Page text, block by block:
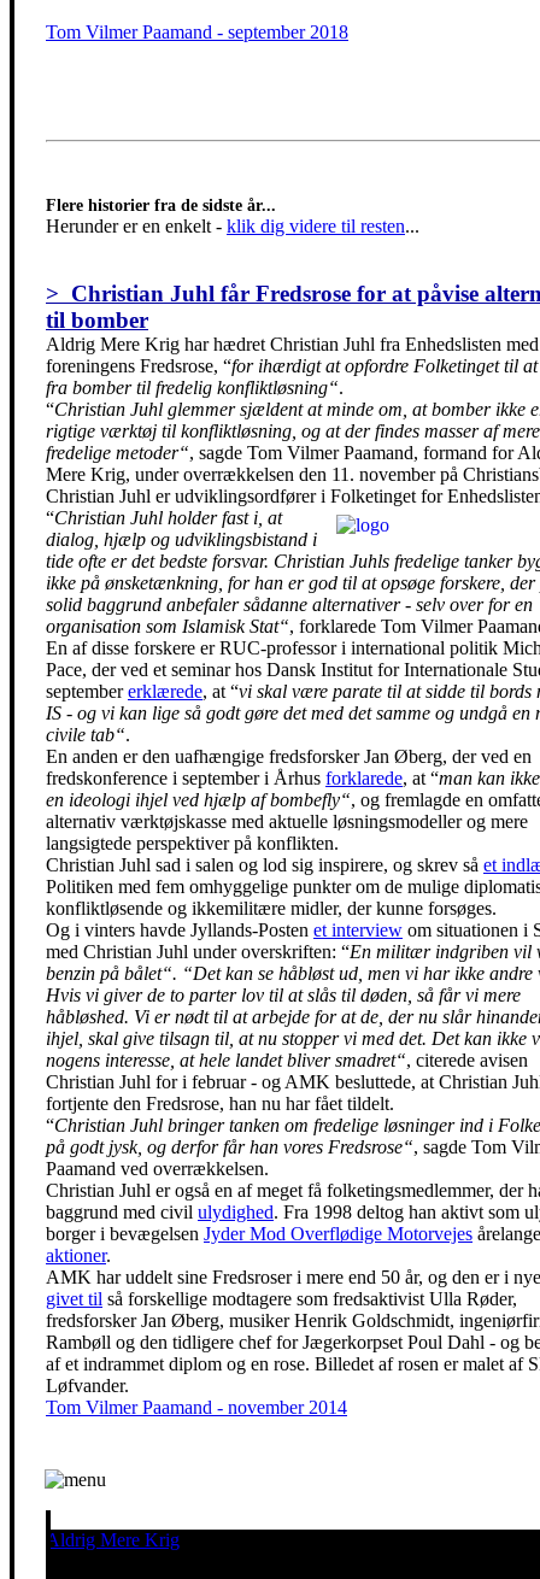
Tom Vilmer Paamand - september 2018
Flere historier fra de sidste år...
Herunder er en enkelt - klik dig videre til resten...
> Christian Juhl får Fredsrose for at påvise
til bomber
Aldrig Mere Krig har hædret Christian Juhl fra Enhedslisten med
foreningens Fredsrose, “for ihærdigt at opfordre Folketinget til at
fra bomber til fredelig konfliktløsning“.
“Christian Juhl glemmer sjældent at minde om, at bomber ikke
rigtige værktøj til konfliktløsning, og at der findes masser af mere
fredelige metoder“, sagde Tom Vilmer Paamand, formand for
Mere Krig, under overrækkelsen den 11. november på
Christian Juhl er udviklingsordfører i Folketinget for
“Christian Juhl holder fast i, at
dialog, hjælp og udviklingsbistand i
tide ofte er det bedste forsvar. Christian Juhls fredelige tanker
ikke på ønsketænkning, for han er god til at opsøge forskere, der
solid baggrund anbefaler sådanne alternativer - selv over for en
organisation som Islamisk Stat“, forklarede Tom Vilmer
En af disse forskere er RUC-professor i international politik
Pace, der ved et seminar hos Dansk Institut for Internationale
septembererklærede, at “vi skal være parate til at sidde til bords
IS - og vi kan lige så godt gøre det med det samme og undgå en
civile tab“.
En anden er den uafhængige fredsforsker Jan Øberg, der ved en
fredskonference i september i Århus forklarede, at “man kan
en ideologi ihjel ved hjælp af bombefly“, og fremlagde en
alternativ værktøjskasse med aktuelle løsningsmodeller og mere
langsigtede perspektiver på konflikten.
Christian Juhl sad i salen og lod sig inspirere, og skrev så et
Politiken med fem omhyggelige punkter om de mulige
konfliktløsende og ikkemilitære midler, der kunne forsøges.
Og i vinters havde Jyllands-Posten et interview om situationen i
med Christian Juhl under overskriften: “En militær indgriben vil
benzin på bålet“. “Det kan se håbløst ud, men vi har ikke andre
Hvis vi giver de to parter lov til at slås til døden, så får vi mere
håbløshed. Vi er nødt til at arbejde for at de, der nu slår
ihjel, skal give tilsagn til, at nu stopper vi med det. Det kan ikke
nogens interesse, at hele landet bliver smadret“, citerede avisen
Christian Juhl for i februar - og AMK besluttede, at Christian
fortjente den Fredsrose, han nu har fået tildelt.
“Christian Juhl bringer tanken om fredelige løsninger ind i
på godt jysk, og derfor får han vores Fredsrose“, sagde Tom
Paamand ved overrækkelsen.
Christian Juhl er også en af meget få folketingsmedlemmer, der
baggrund med civil ulydighed. Fra 1998 deltog han aktivt som
borger i bevægelsen Jyder Mod Overflødige Motorvejes årelange
aktioner.
AMK har uddelt sine Fredsroser i mere end 50 år, og den er i
givet til så forskellige modtagere som fredsaktivist Ulla Røder,
fredsforsker Jan Øberg, musiker Henrik Goldschmidt,
Rambøll og den tidligere chef for Jægerkorpset Poul Dahl - og
af et indrammet diplom og en rose. Billedet af rosen er malet af
Løfvander.
Tom Vilmer Paamand - november 2014
Aldrig Mere Krig